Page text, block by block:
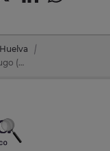
Oposiciones de Auxiliar administrativo en Jabugo (Huelva)